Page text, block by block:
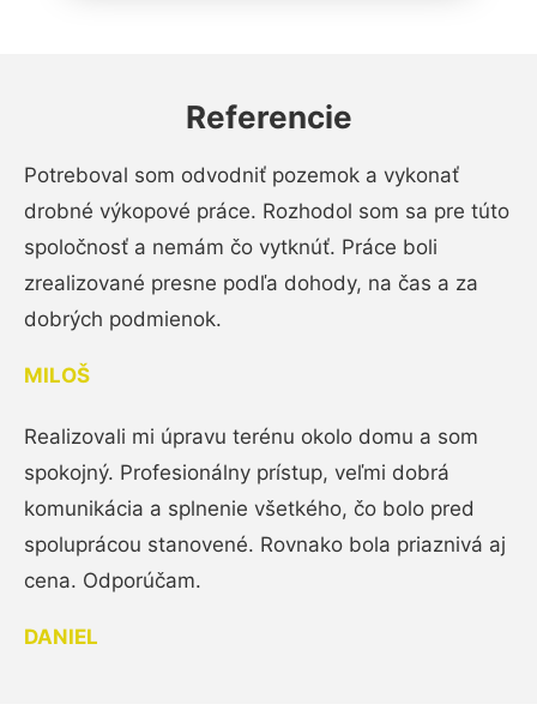
Referencie
Potreboval som odvodniť pozemok a vykonať
drobné výkopové práce. Rozhodol som sa pre túto
spoločnosť a nemám čo vytknúť. Práce boli
zrealizované presne podľa dohody, na čas a za
dobrých podmienok.
MILOŠ
Realizovali mi úpravu terénu okolo domu a som
spokojný. Profesionálny prístup, veľmi dobrá
komunikácia a splnenie všetkého, čo bolo pred
spoluprácou stanovené. Rovnako bola priaznivá aj
cena. Odporúčam.
DANIEL